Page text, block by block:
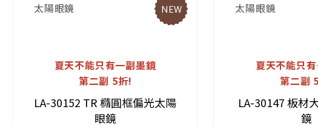
太陽眼鏡 NEW
夏天不能只有一副墨鏡
第二副 5折!
LA-30152 TR 橢圓框偏光太陽
眼鏡
太陽眼鏡
夏天不能只
第二副
LA-30147 板材
鏡